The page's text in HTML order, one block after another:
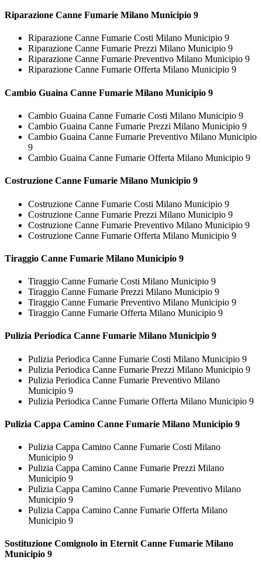
Riparazione Canne Fumarie Milano Municipio 9
Riparazione Canne Fumarie Costi Milano Municipio 9
Riparazione Canne Fumarie Prezzi Milano Municipio 9
Riparazione Canne Fumarie Preventivo Milano Municipio 9
Riparazione Canne Fumarie Offerta Milano Municipio 9
Cambio Guaina Canne Fumarie Milano Municipio 9
Cambio Guaina Canne Fumarie Costi Milano Municipio 9
Cambio Guaina Canne Fumarie Prezzi Milano Municipio 9
Cambio Guaina Canne Fumarie Preventivo Milano Municipio
9
Cambio Guaina Canne Fumarie Offerta Milano Municipio 9
Costruzione Canne Fumarie Milano Municipio 9
Costruzione Canne Fumarie Costi Milano Municipio 9
Costruzione Canne Fumarie Prezzi Milano Municipio 9
Costruzione Canne Fumarie Preventivo Milano Municipio 9
Costruzione Canne Fumarie Offerta Milano Municipio 9
Tiraggio Canne Fumarie Milano Municipio 9
Tiraggio Canne Fumarie Costi Milano Municipio 9
Tiraggio Canne Fumarie Prezzi Milano Municipio 9
Tiraggio Canne Fumarie Preventivo Milano Municipio 9
Tiraggio Canne Fumarie Offerta Milano Municipio 9
Pulizia Periodica Canne Fumarie Milano Municipio 9
Pulizia Periodica Canne Fumarie Costi Milano Municipio 9
Pulizia Periodica Canne Fumarie Prezzi Milano Municipio 9
Pulizia Periodica Canne Fumarie Preventivo Milano
Municipio 9
Pulizia Periodica Canne Fumarie Offerta Milano Municipio 9
Pulizia Cappa Camino Canne Fumarie Milano Municipio 9
Pulizia Cappa Camino Canne Fumarie Costi Milano
Municipio 9
Pulizia Cappa Camino Canne Fumarie Prezzi Milano
Municipio 9
Pulizia Cappa Camino Canne Fumarie Preventivo Milano
Municipio 9
Pulizia Cappa Camino Canne Fumarie Offerta Milano
Municipio 9
Sostituzione Comignolo in Eternit Canne Fumarie Milano
Municipio 9